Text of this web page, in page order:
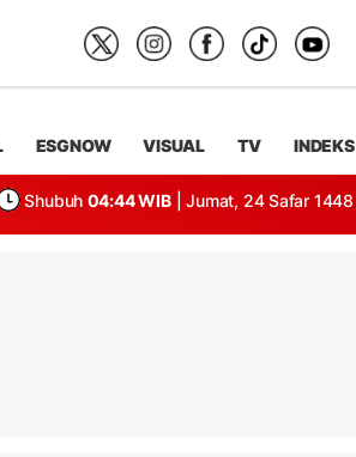
ESGNOW VISUAL TV INDEKS
Shubuh 04:44 WIB | Jumat, 24 Safar 1448